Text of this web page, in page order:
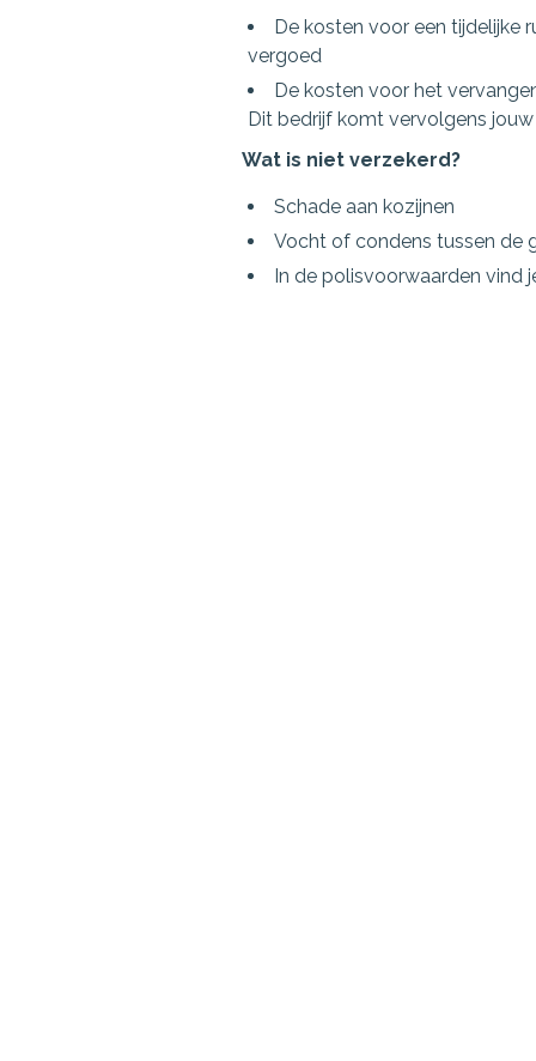
De kosten voor een tijdelijke
vergoed
De kosten voor het
Dit bedrijf komt vervolgens
Wat is niet verzekerd?
Schade aan kozijnen
Vocht of condens tussen de
In de polisvoorwaarden vind